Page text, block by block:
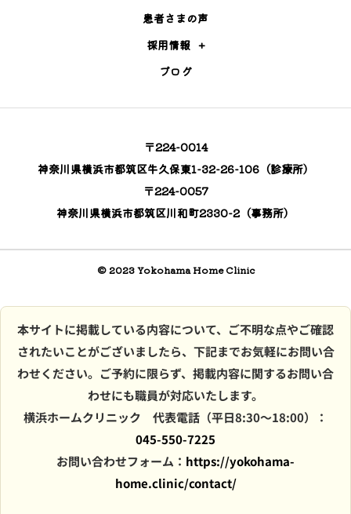
患者さまの声
採用情報
ブログ
〒224-0014
神奈川県横浜市都筑区牛久保東1-32-26-106（診療所）
〒224-0057
神奈川県横浜市都筑区川和町2330-2（事務所）
© 2023 Yokohama Home Clinic
本サイトに掲載している内容について、ご不明な点やご確認
されたいことがございましたら、下記までお気軽にお問い合
わせください。ご予約に限らず、掲載内容に関するお問い合
わせにも職員が対応いたします。
横浜ホームクリニック 代表電話（平日8:30〜18:00）：
045-550-7225
お問い合わせフォーム： https://yokohama-
home.clinic/contact/